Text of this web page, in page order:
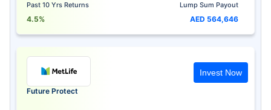
Past 10 Yrs Returns
4.5%
Lump Sum Payout
AED 564,646
Future Protect
Invest Now